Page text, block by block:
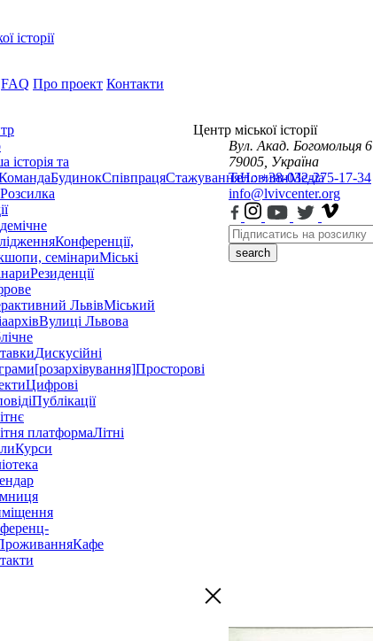
історії
FAQ Про проект Контакти
історія та
БудинокСпівпрацяСтажуванняНовиниМедіа
Розсилка
Конференції,
семінариМіські
Резиденції
ЛьвівМіський
Вулиці Львова
Дискусійні
[розархівування]Просторові
Цифрові
Публікації
платформаЛітні
Курси
Кафе
Центр міської історії
Вул. Акад. Богомольця 6
79005, Україна
Тел.: +38-032-275-17-34
info@lvivcenter.org
search